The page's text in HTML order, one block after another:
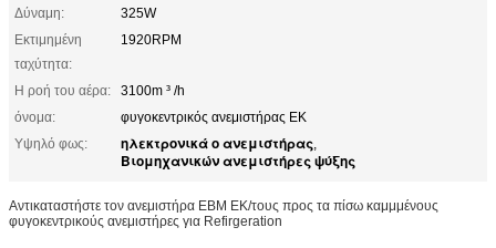
Δύναμη:
325W
Εκτιμημένη
ταχύτητα:
1920RPM
Η ροή του αέρα:
3100m ³ /h
όνομα:
φυγοκεντρικός ανεμιστήρας ΕΚ
Υψηλό φως:
ηλεκτρονικά ο ανεμιστήρας,
Βιομηχανικών ανεμιστήρες ψύξης
Αντικαταστήστε τον ανεμιστήρα EBM ΕΚ/τους προς τα πίσω καμμμένους
φυγοκεντρικούς ανεμιστήρες για Refirgeration